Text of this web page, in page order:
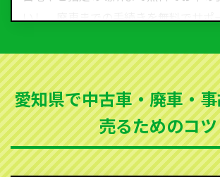
いし、廃車までの手続きを無料でサポ
など動かない車、水害車、不動車、乗
まった車、車検が切れて動かすことが
買取可能です。
ソコカラは世界１１０か国に独自の販
を持ち、国内に自社物流網、自社ヤー
ため、中間マージンがかかりません。
愛知県で中古車・廃車・
売るためのコツ